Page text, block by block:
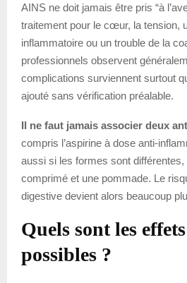
AINS ne doit jamais être pris “à
traitement pour le cœur, la tension,
inflammatoire ou un trouble de la
professionnels observent
complications surviennent surtout
ajouté sans vérification préalable.
Il ne faut jamais associer deux
compris l’aspirine à dose anti-
aussi si les formes sont
comprimé et une pommade. Le
digestive devient alors beaucoup
Quels sont les
possibles ?